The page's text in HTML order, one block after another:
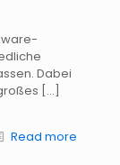
Dabei
[…]
Read more